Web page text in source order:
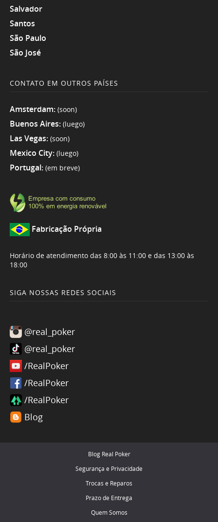
Salvador
Santos
São Paulo
São José
CONTATO EM OUTROS PAÍSES
Amsterdam: (soon)
Buenos Aires: (luego)
Las Vegas: (soon)
Mexico City: (luego)
Portugal: (em breve)
Fabricação Própria
Horário de atendimento das 8:00 às 11:00 e das 13:00 às
18:00
SIGA NOSSAS REDES SOCIAIS
@real_poker
@real_poker
/RealPoker
/RealPoker
/RealPoker
Blog
Blog Real Poker
Segurança e Privacidade
Trocas e Reparos
Prazo de Entrega
Quem Somos